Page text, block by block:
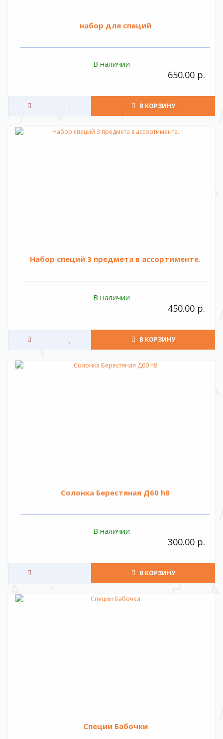
набор для специй
В наличии
650.00 р.
В КОРЗИНУ
Набор специй 3 предмета в ассортименте.
В наличии
450.00 р.
В КОРЗИНУ
Солонка Берестяная Д60 h8
В наличии
300.00 р.
В КОРЗИНУ
Специи Бабочки